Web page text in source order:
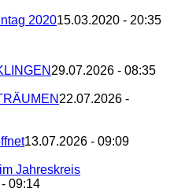
202015.03.2020 - 20:35
29.07.2026 - 08:35
22.07.2026 -
13.07.2026 - 09:09
Jahreskreis
09:14